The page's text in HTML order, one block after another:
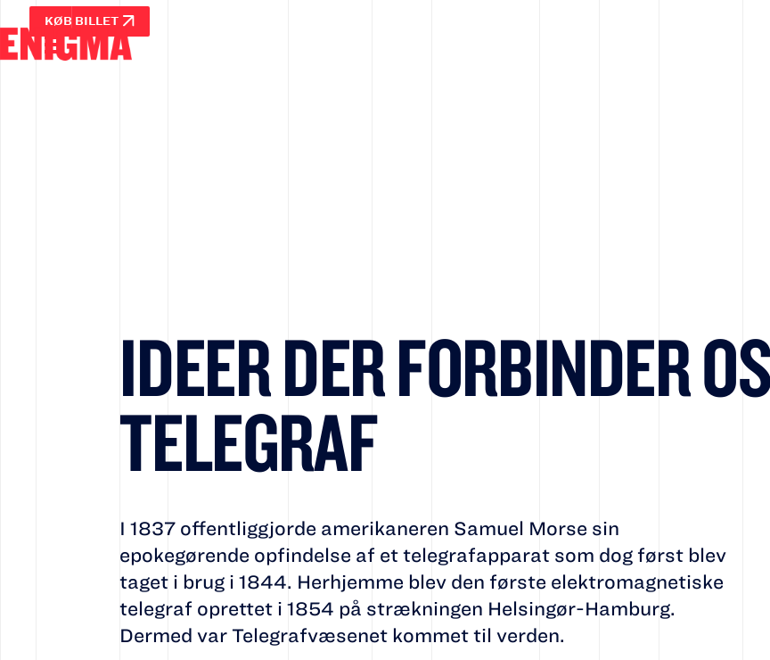
KØB BILLET
IDEER DER FORBINDER
TELEGRAF
I 1837 offentliggjorde amerikaneren Samuel Morse sin
epokegørende opfindelse af et telegrafapparat som dog først blev
taget i brug i 1844. Herhjemme blev den første elektromagnetiske
telegraf oprettet i 1854 på strækningen Helsingør-Hamburg.
Dermed var Telegrafvæsenet kommet til verden.